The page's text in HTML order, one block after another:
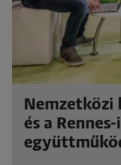
Nemzetközi
és a